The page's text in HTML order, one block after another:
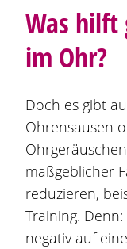
Was hilft
im Ohr?
Doch es gibt
Ohrensausen
maßgeblicher
reduzieren,
Training.
negativ auf